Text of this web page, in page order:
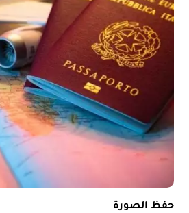
حفظ الصورة